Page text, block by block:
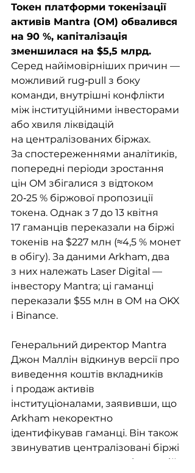
Токен платформи токенізації
активів Mantra (OM) обвалився
на 90 %, капіталізація
зменшилася на $5,5 млрд.
Серед найімовірніших причин —
можливий rug‑pull з боку
команди, внутрішні конфлікти
між інституційними інвесторами
або хвиля ліквідацій
на централізованих біржах.
За спостереженнями аналітиків,
попередні періоди зростання
цін OM збігалися з відтоком
20‑25 % біржової пропозиції
токена. Однак з 7 до 13 квітня
17 гаманців переказали на біржі
токенів на $227 млн (≈4,5 % монет
в обігу). За даними Arkham, два
з них належать Laser Digital —
інвестору Mantra; ці гаманці
переказали $55 млн в OM на OKX
і Binance.
Генеральний директор Mantra
Джон Маллін відкинув версії про
виведення коштів вкладників
і продаж активів
інституціоналами, заявивши, що
Arkham некоректно
ідентифікував гаманці. Він також
звинуватив централізовані біржі
у примусовому закритті позицій